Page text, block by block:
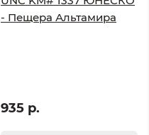
- Пещера Альтамира
935 р.